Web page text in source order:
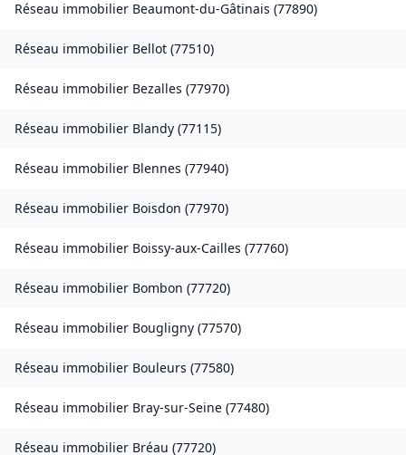
Réseau immobilier Beaumont-du-Gâtinais (77890)
Réseau immobilier Bellot (77510)
Réseau immobilier Bezalles (77970)
Réseau immobilier Blandy (77115)
Réseau immobilier Blennes (77940)
Réseau immobilier Boisdon (77970)
Réseau immobilier Boissy-aux-Cailles (77760)
Réseau immobilier Bombon (77720)
Réseau immobilier Bougligny (77570)
Réseau immobilier Bouleurs (77580)
Réseau immobilier Bray-sur-Seine (77480)
Réseau immobilier Bréau (77720)